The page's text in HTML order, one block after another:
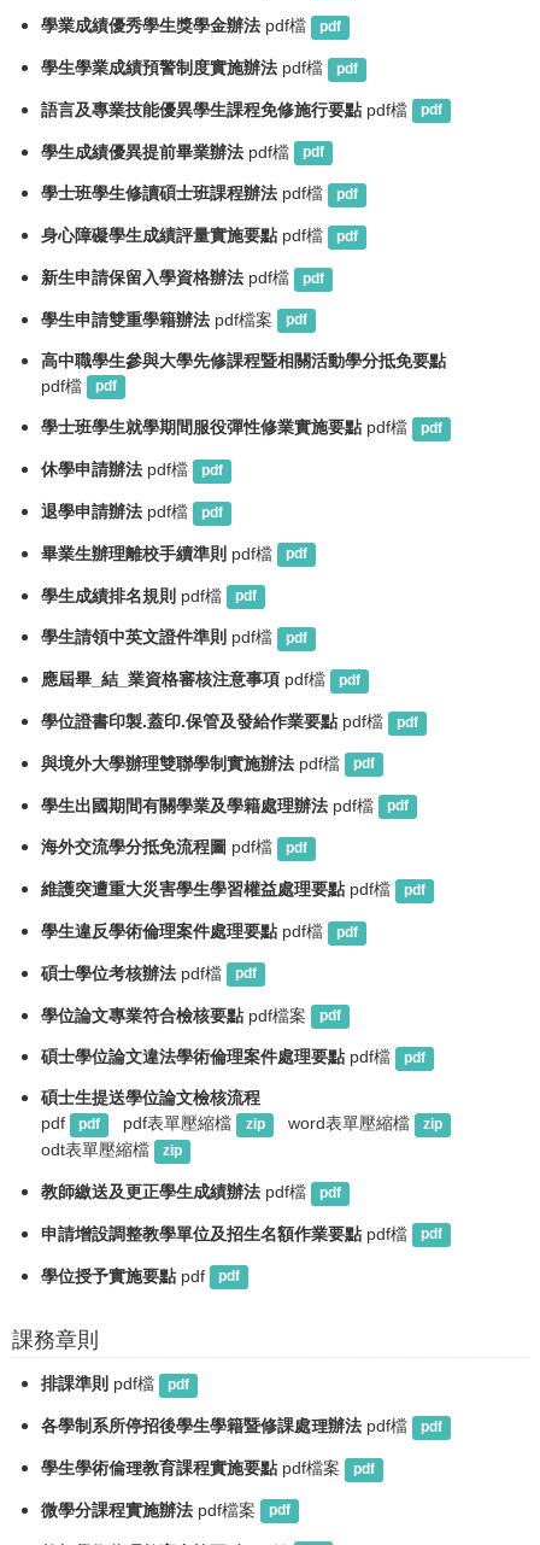
學業成績優秀學生獎學金辦法 pdf檔 pdf
學生學業成績預警制度實施辦法 pdf檔 pdf
語言及專業技能優異學生課程免修施行要點 pdf檔 pdf
學生成績優異提前畢業辦法 pdf檔 pdf
學士班學生修讀碩士班課程辦法 pdf檔 pdf
身心障礙學生成績評量實施要點 pdf檔 pdf
新生申請保留入學資格辦法 pdf檔 pdf
學生申請雙重學籍辦法 pdf檔案 pdf
高中職學生參與大學先修課程暨相關活動學分抵免要點
pdf檔
pdf
學士班學生就學期間服役彈性修業實施要點 pdf檔 pdf
休學申請辦法 pdf檔 pdf
退學申請辦法 pdf檔 pdf
畢業生辦理離校手續準則 pdf檔 pdf
學生成績排名規則 pdf檔 pdf
學生請領中英文證件準則 pdf檔 pdf
應屆畢_結_業資格審核注意事項 pdf檔 pdf
學位證書印製.蓋印.保管及發給作業要點 pdf檔 pdf
與境外大學辦理雙聯學制實施辦法 pdf檔 pdf
學生出國期間有關學業及學籍處理辦法 pdf檔 pdf
海外交流學分抵免流程圖 pdf檔 pdf
維護突遭重大災害學生學習權益處理要點 pdf檔 pdf
學生違反學術倫理案件處理要點 pdf檔 pdf
碩士學位考核辦法 pdf檔 pdf
學位論文專業符合檢核要點 pdf檔案 pdf
碩士學位論文違法學術倫理案件處理要點 pdf檔 pdf
碩士生提送學位論文檢核流程
pdf
pdf pdf表單壓縮檔 zip word表單壓縮檔 zip
odt表單壓縮檔 zip
教師繳送及更正學生成績辦法 pdf檔 pdf
申請增設調整教學單位及招生名額作業要點 pdf檔 pdf
學位授予實施要點 pdf pdf
課務章則
排課準則 pdf檔 pdf
各學制系所停招後學生學籍暨修課處理辦法 pdf檔 pdf
學生學術倫理教育課程實施要點 pdf檔案 pdf
微學分課程實施辦法 pdf檔案 pdf